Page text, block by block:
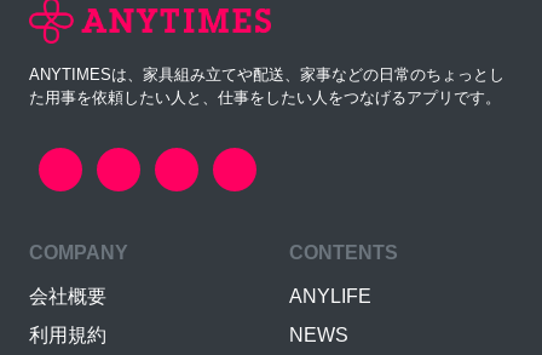
ANYTIMESは、家具組み立てや配送、家事などの日常のちょっとし
た用事を依頼したい人と、仕事をしたい人をつなげるアプリです。
COMPANY
会社概要
利用規約
CONTENTS
ANYLIFE
NEWS